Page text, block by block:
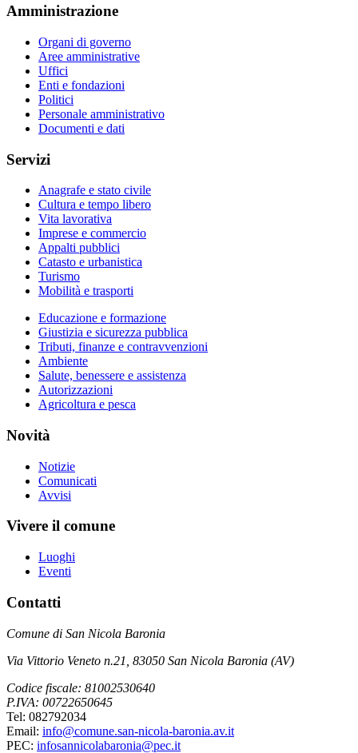
Amministrazione
Organi di governo
Aree amministrative
Uffici
Enti e fondazioni
Politici
Personale amministrativo
Documenti e dati
Servizi
Anagrafe e stato civile
Cultura e tempo libero
Vita lavorativa
Imprese e commercio
Appalti pubblici
Catasto e urbanistica
Turismo
Mobilità e trasporti
Educazione e formazione
Giustizia e sicurezza pubblica
Tributi, finanze e contravvenzioni
Ambiente
Salute, benessere e assistenza
Autorizzazioni
Agricoltura e pesca
Novità
Notizie
Comunicati
Avvisi
Vivere il comune
Luoghi
Eventi
Contatti
Comune di San Nicola Baronia
Via Vittorio Veneto n.21, 83050 San Nicola Baronia (AV)
Codice fiscale: 81002530640
P.IVA: 00722650645
Tel: 082792034
Email: info@comune.san-nicola-baronia.av.it
PEC: infosannicolabaronia@pec.it